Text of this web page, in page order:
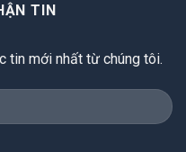
TIN
tin mới nhất từ chúng tôi.